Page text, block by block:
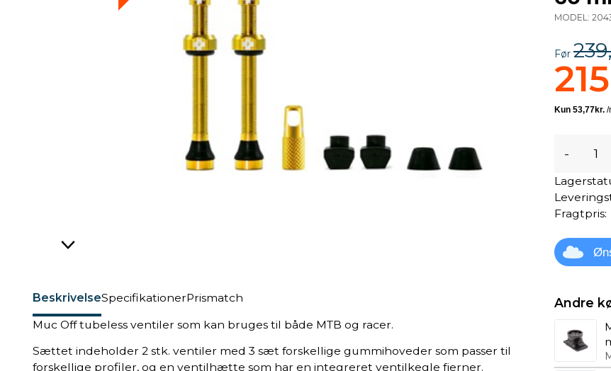
BeskrivelseSpecifikationerPrismatch
Muc Off tubeless ventiler som kan bruges til både MTB og racer.
Sættet indeholder 2 stk. ventiler med 3 sæt forskellige gummihoveder som passer til
forskellige profiler, og en ventilhætte som har en integreret ventilkegle fjerner.
MODEL:
Før
-
Fragtpris:
Andre